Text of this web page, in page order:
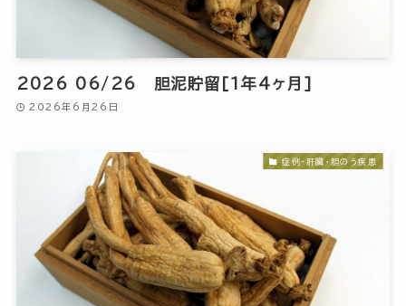
2026 06/26 胆泥貯留[1年4ヶ月]
2026年6月26日
症例-肝臓・胆のう疾患